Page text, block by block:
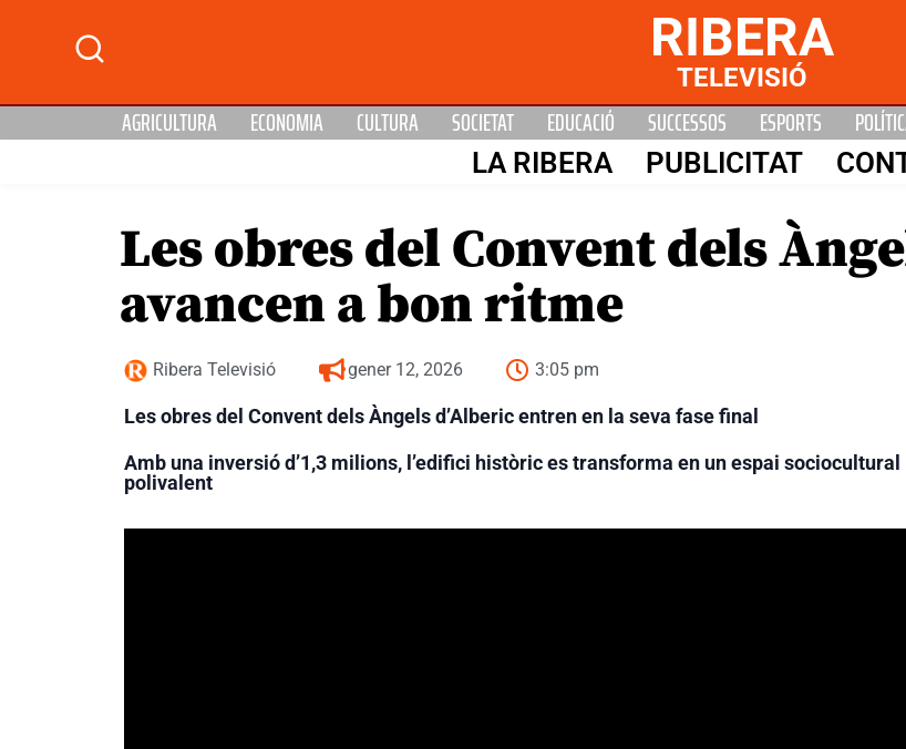
RIBERA
TELEVISIÓ
AGRICULTURA ECONOMIA CULTURA SOCIETAT EDUCACIÓ SUCCESSOS ESPORTS
LA RIBERA PUBLICITAT
Les obres del Convent dels
avancen a bon ritme
Ribera Televisió gener 12, 2026 3:05 pm
Les obres del Convent dels Àngels d’Alberic entren en la seva fase final
Amb una inversió d’1,3 milions, l’edifici històric es transforma en un espai sociocultural
polivalent